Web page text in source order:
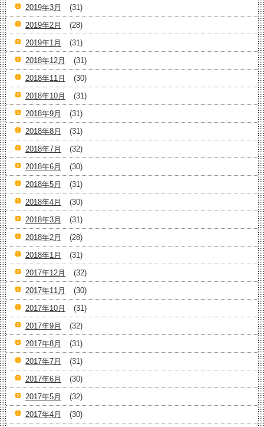
2019年3月
(31)
2019年2月
(28)
2019年1月
(31)
2018年12月
(31)
2018年11月
(30)
2018年10月
(31)
2018年9月
(31)
2018年8月
(31)
2018年7月
(32)
2018年6月
(30)
2018年5月
(31)
2018年4月
(30)
2018年3月
(31)
2018年2月
(28)
2018年1月
(31)
2017年12月
(32)
2017年11月
(30)
2017年10月
(31)
2017年9月
(32)
2017年8月
(31)
2017年7月
(31)
2017年6月
(30)
2017年5月
(32)
2017年4月
(30)